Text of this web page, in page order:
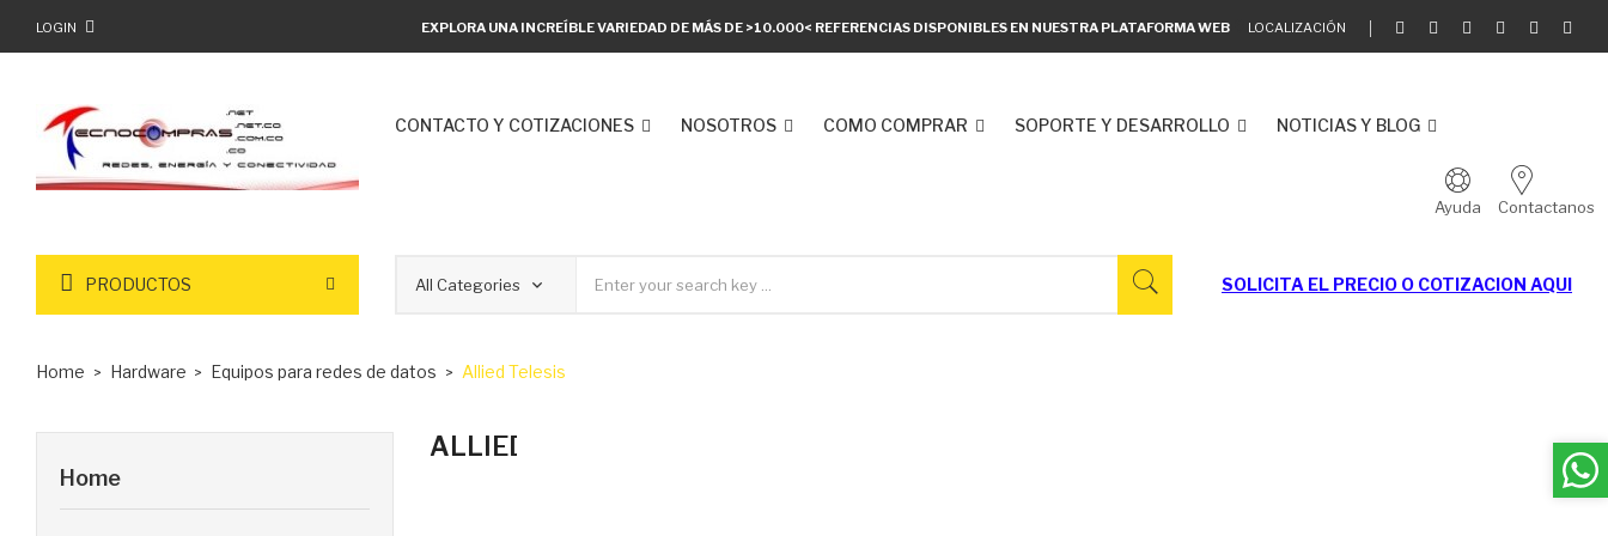
EXPLORA UNA INCREÍBLE VARIEDAD DE MÁS DE >10.000< REFERENCIAS DISPONIBLES EN NUESTRA PLATAFORMA WEB LOCALIZACIÓN
LOGIN
CONTACTO Y COTIZACIONES NOSOTROS COMO COMPRAR SOPORTE Y DESARROLLO NOTICIAS Y BLOG
Ayuda Contactanos
PRODUCTOS SOLICITA EL PRECIO O COTIZACION AQUI
Home Hardware Equipos para redes de datos Allied Telesis
Home
ALLIED